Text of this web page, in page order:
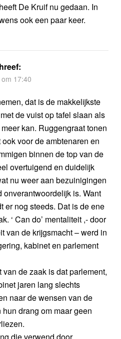
De Kruif nu gedaan. In
ook een paar keer.
17:40
dat is de makkelijkste
de vuist op tafel slaan als
kan. Ruggengraat tonen
voor de ambtenaren en
binnen de top van de
overtuigend en duidelijk
nu weer aan bezuinigingen
onverantwoordelijk is. Want
er nog steeds. Dat is de ene
‘ Can do’ mentaliteit ,- door
van de krijgsmacht – werd in
kabinet en parlement
van de zaak is dat parlement,
jaren lang slechts
naar de wensen van de
drang om maar geen
die verwend door